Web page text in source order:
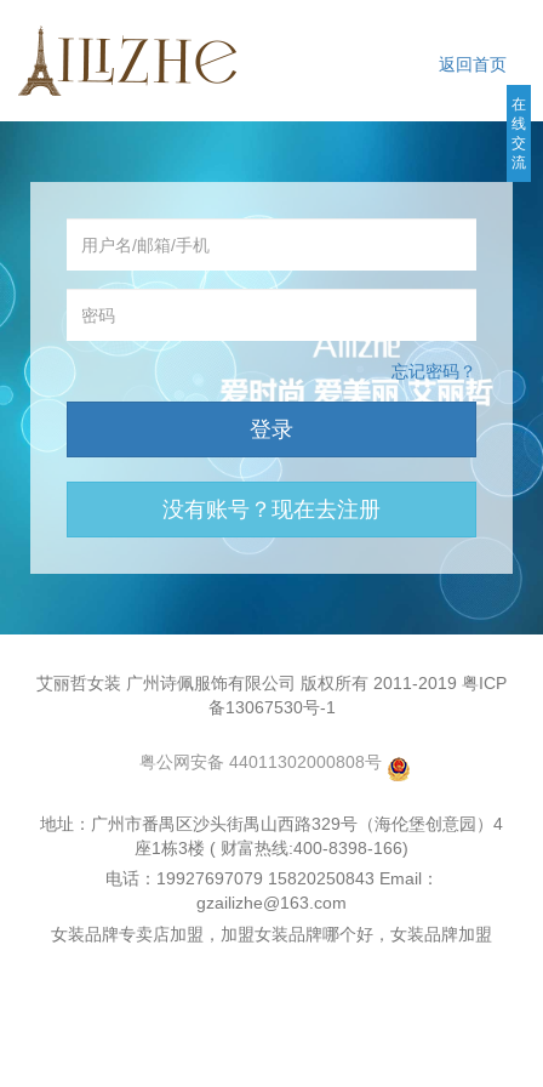
会员登录
返回首页
忘记密码？
登录
没有账号？现在去注册
艾丽哲女装 广州诗佩服饰有限公司 版权所有 2011-2019 粤ICP
备13067530号-1
粤公网安备 44011302000808号
地址：广州市番禺区沙头街禺山西路329号（海伦堡创意园）4
座1栋3楼 ( 财富热线:400-8398-166)
电话：19927697079 15820250843 Email：
gzailizhe@163.com
女装品牌专卖店加盟，加盟女装品牌哪个好，女装品牌加盟
在
线
交
流